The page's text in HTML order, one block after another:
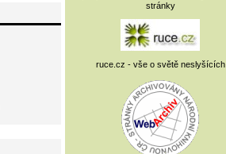
stránky
ruce.cz - vše o světě neslyšících